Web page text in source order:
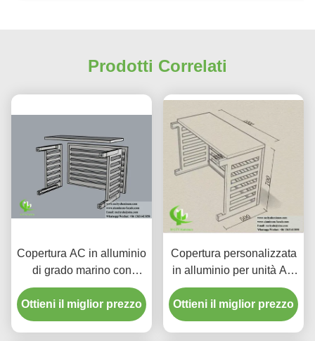
Prodotti Correlati
Copertura AC in alluminio
di grado marino con
sistema modulare Easy-
Fit e presa d'aria ottimale
per custodie per pompe di
Ottieni il miglior prezzo
Copertura personalizzata
in alluminio per unità AC
con alette angolate di 45°
e finitura verniciata a
polvere
Ottieni il miglior prezzo